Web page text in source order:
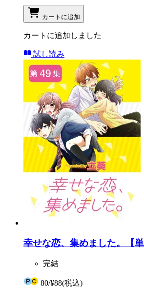
カートに追加
カートに追加しました
試し読み
幸せな恋、集めました。【
完結
80/¥88(税込)